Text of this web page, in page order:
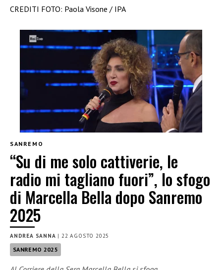
CREDITI FOTO: Paola Visone / IPA
SANREMO
“Su di me solo cattiverie, le
radio mi tagliano fuori”, lo sfogo
di Marcella Bella dopo Sanremo
2025
ANDREA SANNA |22 AGOSTO 2025
SANREMO 2025